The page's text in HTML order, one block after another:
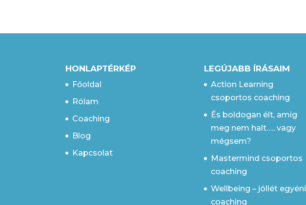
HONLAPTÉRKÉP
Főoldal
Rólam
Coaching
Blog
Kapcsolat
LEGÚJABB ÍRÁSAIM
Action Learning
csoportos coaching
És boldogan élt, amíg
meg nem halt….. vagy
mégsem?
Mastermind csoportos
coaching
Wellbeing – jóllét egyéni
coaching